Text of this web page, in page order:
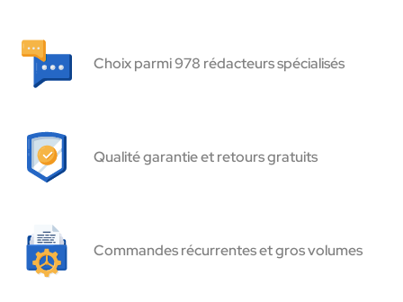
Choix parmi 978 rédacteurs spécialisés
Qualité garantie et retours gratuits
Commandes récurrentes et gros volumes